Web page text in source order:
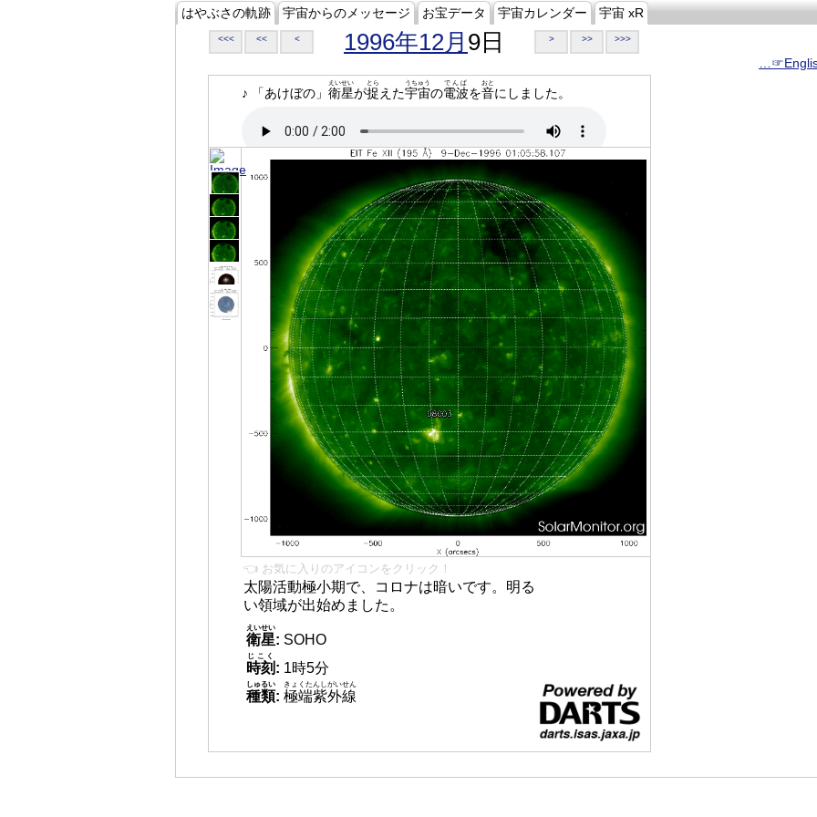
はやぶさの軌跡 宇宙からのメッセージ お宝データ 宇宙カレンダー 宇宙 xR
<<< << < 1996年12月 9日 > >> >>>
♪ 「あけぼの」 衛星
えいせい
が捉
とら
えた宇宙
うちゅう
の電波
でんぱ
を音
おと
にしました。
👈 お気に入りのアイコンをクリック！
太陽活動極小期で、コロナは暗いです。明る
い領域が出始めました。
衛星
えいせい
: SOHO
時刻
じこく
: 1時5分
種類
しゅるい
: 極端紫外線
きょくたんしがいせん